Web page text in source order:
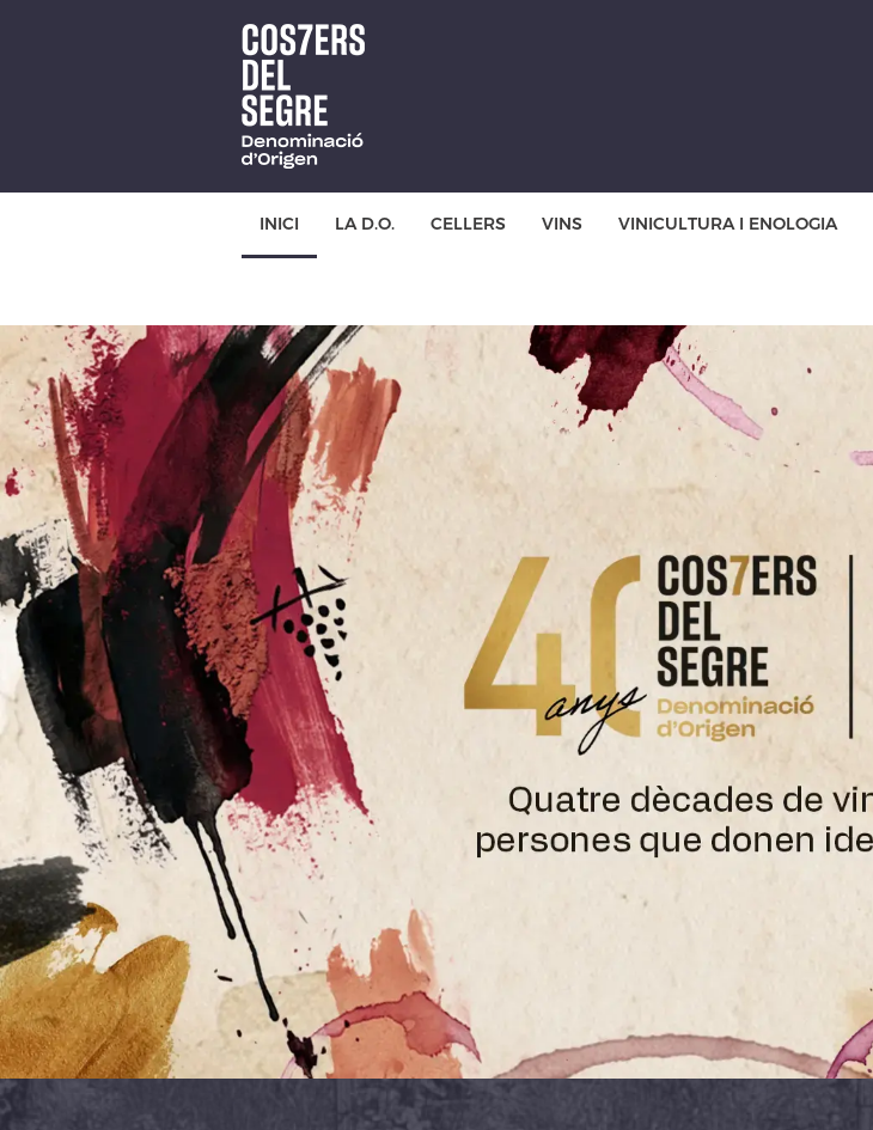
INICI LA D.O. CELLERS VINS VINICULTURA I ENOLOGIA